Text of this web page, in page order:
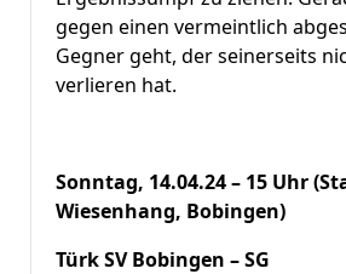
gegen einen vermeintlich
Gegner geht, der seinerseits
verlieren hat.
Sonntag, 14.04.24 – 15 Uhr
Wiesenhang, Bobingen)
Türk SV Bobingen – SG